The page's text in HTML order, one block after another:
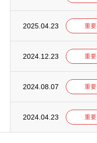
2025.04.23 重要
2024.12.23 重要
2024.08.07 重要
2024.04.23 重要